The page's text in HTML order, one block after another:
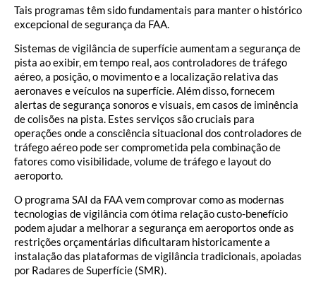
Tais programas têm sido fundamentais para manter o histórico
excepcional de segurança da FAA.
Sistemas de vigilância de superfície aumentam a segurança de
pista ao exibir, em tempo real, aos controladores de tráfego
aéreo, a posição, o movimento e a localização relativa das
aeronaves e veículos na superfície. Além disso, fornecem
alertas de segurança sonoros e visuais, em casos de iminência
de colisões na pista. Estes serviços são cruciais para
operações onde a consciência situacional dos controladores de
tráfego aéreo pode ser comprometida pela combinação de
fatores como visibilidade, volume de tráfego e layout do
aeroporto.
O programa SAI da FAA vem comprovar como as modernas
tecnologias de vigilância com ótima relação custo-benefício
podem ajudar a melhorar a segurança em aeroportos onde as
restrições orçamentárias dificultaram historicamente a
instalação das plataformas de vigilância tradicionais, apoiadas
por Radares de Superfície (SMR).